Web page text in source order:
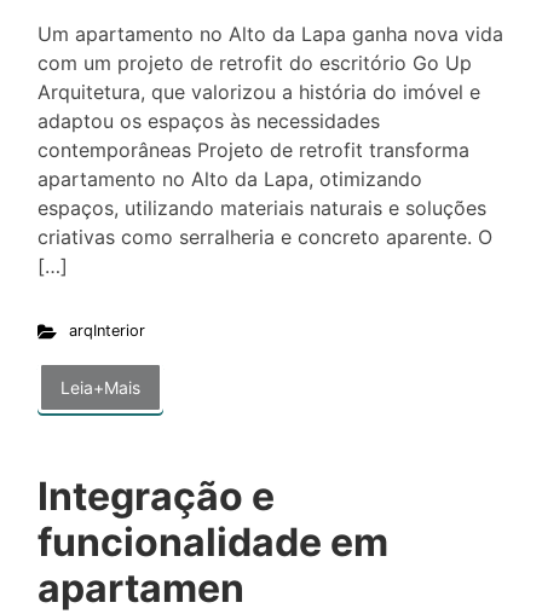
Um apartamento no Alto da Lapa ganha nova vida
com um projeto de retrofit do escritório Go Up
Arquitetura, que valorizou a história do imóvel e
adaptou os espaços às necessidades
contemporâneas Projeto de retrofit transforma
apartamento no Alto da Lapa, otimizando
espaços, utilizando materiais naturais e soluções
criativas como serralheria e concreto aparente. O
[…]
arqInterior
Leia+Mais
Integração e
funcionalidade em
apartamen